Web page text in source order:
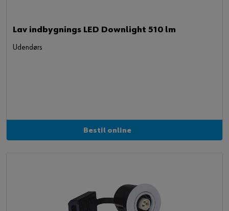
Lav indbygnings LED Downlight 510 lm
Udendørs
Bestil online